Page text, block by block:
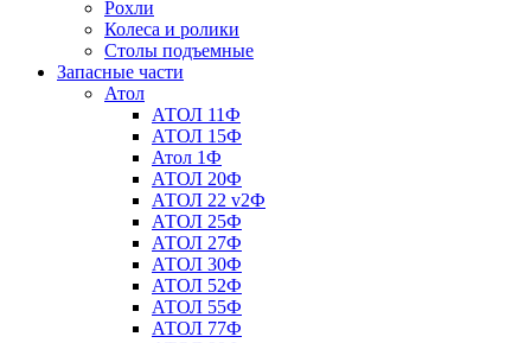
Рохли
Колеса и ролики
Столы подъемные
Запасные части
Атол
АТОЛ 11Ф
АТОЛ 15Ф
Атол 1Ф
АТОЛ 20Ф
АТОЛ 22 v2Ф
АТОЛ 25Ф
АТОЛ 27Ф
АТОЛ 30Ф
АТОЛ 52Ф
АТОЛ 55Ф
АТОЛ 77Ф